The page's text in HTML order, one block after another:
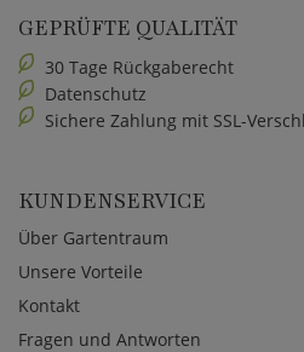
GEPRÜFTE QUALITÄT
30 Tage Rückgaberecht
Datenschutz
Sichere Zahlung mit SSL-
KUNDENSERVICE
Über Gartentraum
Unsere Vorteile
Kontakt
Fragen und Antworten